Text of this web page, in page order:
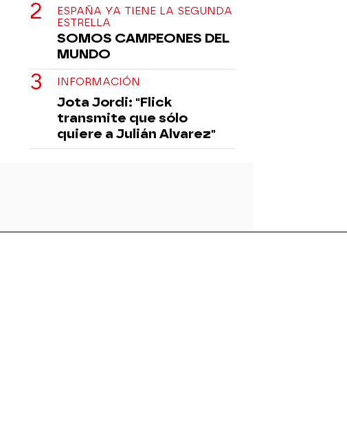
ESPAÑA YA TIENE LA SEGUNDA
ESTRELLA
SOMOS CAMPEONES DEL
MUNDO
INFORMACIÓN
Jota Jordi: "Flick
transmite que sólo
quiere a Julián Alvarez"